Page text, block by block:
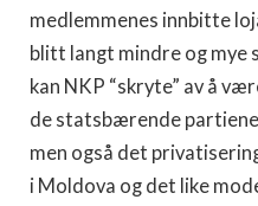
medlemmenes innbitte
blitt langt mindre og mye
kan NKP “skryte” av å
de statsbærende
men også det
i Moldova og det like